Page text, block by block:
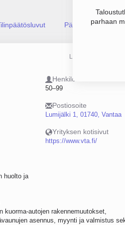
parhaan
Päättäjätiedot
Lähde: YTJ, PRH,
Henkilöstömäärä
50–99
Postiosoite
Lumijälki 1, 01740, Vantaa
Yrityksen kotisivut
https://www.vta.fi/
huolto ja
kuorma-autojen rakennemuutokset,
asennus, myynti ja valmistus